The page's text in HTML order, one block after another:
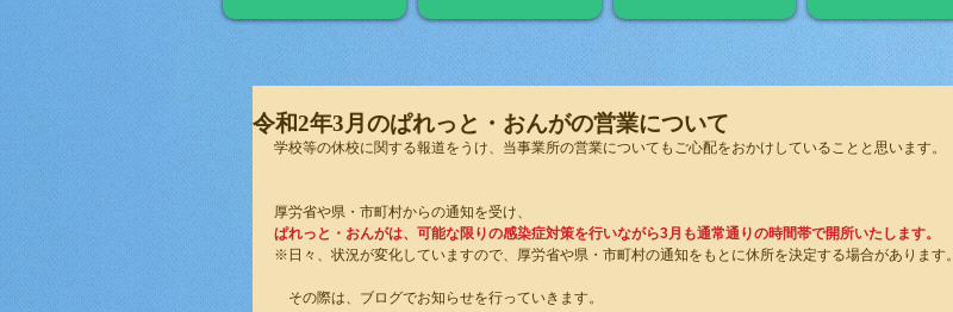
令和2年3月のぱれっと・おんがの営業について
学校等の休校に関する報道をうけ、当事業所の営業についてもご心配をおかけしていることと思います。
厚労省や県・市町村からの通知を受け、
ぱれっと・おんがは、可能な限りの感染症対策を行いながら3月も通常通りの時間帯で開所いたします。
※日々、状況が変化していますので、厚労省や県・市町村の通知をもとに休所を決定する場合があります。
その際は、ブログでお知らせを行っていきます。